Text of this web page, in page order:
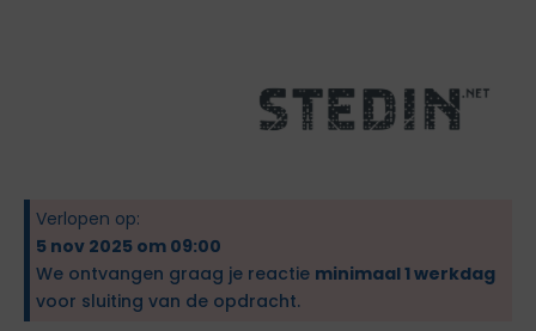
Verlopen op:
5 nov 2025 om 09:00
We ontvangen graag je reactie minimaal 1 werkdag
voor sluiting van de opdracht.